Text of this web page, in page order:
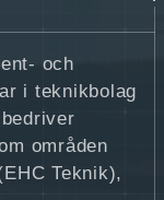
och
i teknikbolag
områden
Teknik),